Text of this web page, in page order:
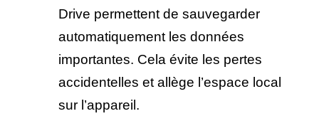
Drive permettent de sauvegarder
automatiquement les données
importantes. Cela évite les pertes
accidentelles et allège l’espace local
sur l’appareil.